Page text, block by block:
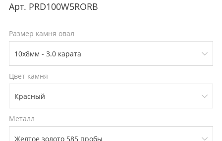
Арт. PRD100W5RORB
Размер камня овал
Цвет камня
Металл